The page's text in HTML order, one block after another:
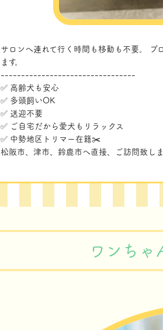
サロンへ連れて行く時間も移動も不要。 プ
ます。
---------------------------------
✅ 高齢犬も安心
✅ 多頭飼いOK
✅ 送迎不要
✅ ご自宅だから愛犬もリラックス
✅ 中勢地区トリマー在籍✂️
松阪市、津市、鈴鹿市へ直接、ご訪問致し
ワンちゃ